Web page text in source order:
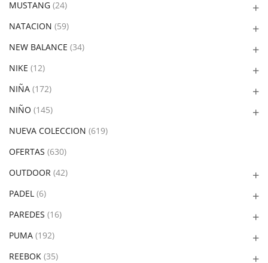
MUSTANG (24)
NATACION (59)
NEW BALANCE (34)
NIKE (12)
NIÑA (172)
NIÑO (145)
NUEVA COLECCION (619)
OFERTAS (630)
OUTDOOR (42)
PADEL (6)
PAREDES (16)
PUMA (192)
REEBOK (35)